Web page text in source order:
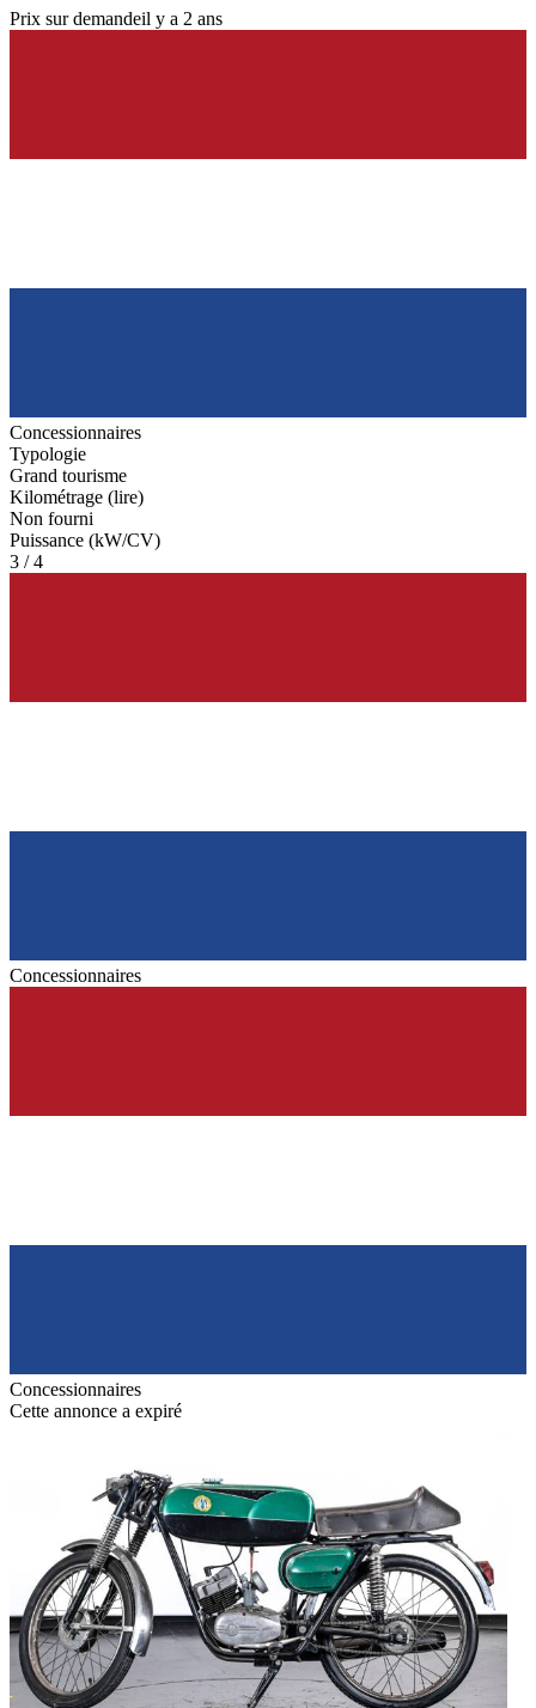
Prix sur demandeil y a 2 ans
Concessionnaires
Typologie
Grand tourisme
Kilométrage (lire)
Non fourni
Puissance (kW/CV)
3 / 4
Concessionnaires
Concessionnaires
Cette annonce a expiré